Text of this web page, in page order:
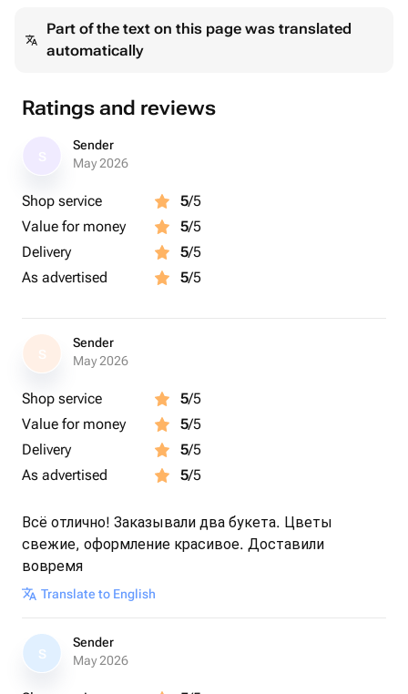
коробке идеально подходит в качестве подарка,
который будет радовать глаз и приносить
времени.
Part of the text on this page was translated
automatically
Ratings and reviews
Sender
May 2026
Shop service 5/5
Value for money
5/5
Delivery
5/5
As advertised
5/5
S
Sender
May 2026
Shop service 5/5
Value for money
5/5
Delivery
5/5
As advertised
5/5
Всё отлично! Заказывали два букета. Цветы
свежие, оформление красивое. Доставили
вовремя
Translate to English
S
Sender
May 2026